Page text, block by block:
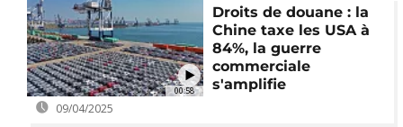
00:58
Droits de douane : la
Chine taxe les USA à
84%, la guerre
commerciale
s'amplifie
09/04/2025